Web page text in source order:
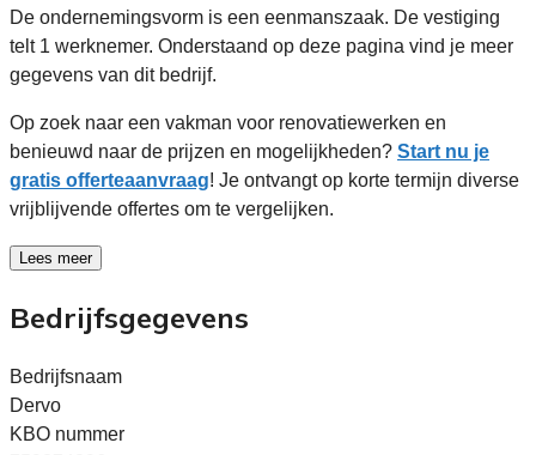
De ondernemingsvorm is een eenmanszaak. De vestiging
telt 1 werknemer. Onderstaand op deze pagina vind je meer
gegevens van dit bedrijf.
Op zoek naar een vakman voor renovatiewerken en
benieuwd naar de prijzen en mogelijkheden? Start nu je
gratis offerteaanvraag! Je ontvangt op korte termijn diverse
vrijblijvende offertes om te vergelijken.
Lees meer
Bedrijfsgegevens
Bedrijfsnaam
Dervo
KBO nummer